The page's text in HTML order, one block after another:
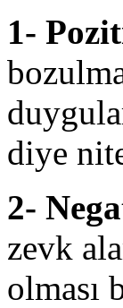
1-
diye
2-
zevk
olması